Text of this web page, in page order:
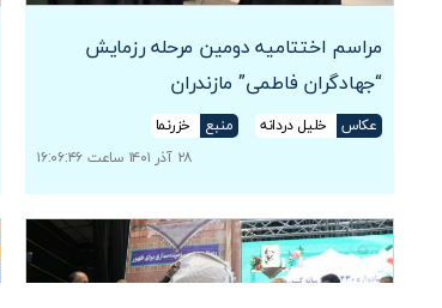
مراسم اختتامیه دومین مرحله رزمایش
“جهادگران فاطمی” مازندران
عکاس خلیل دردانه منبع
خزرنما
۲۸ آذر ۱۴۰۱ ساعت ۱۶:۰۶:۴۶